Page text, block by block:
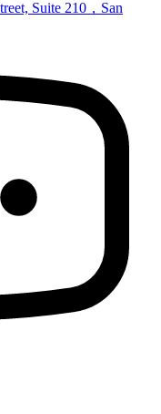
Suite 210，San